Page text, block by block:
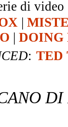
di
|
| DOING
: TED
DI